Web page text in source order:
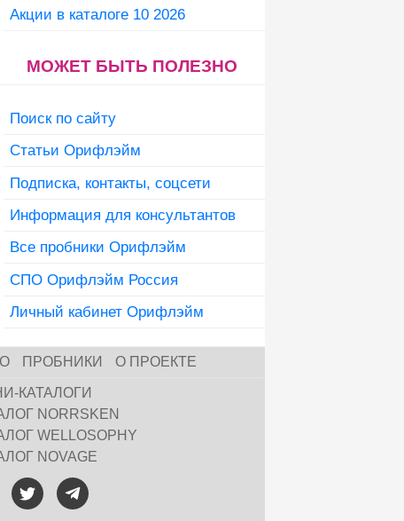
Акции в каталоге 10 2026
МОЖЕТ БЫТЬ ПОЛЕЗНО
Поиск по сайту
Статьи Орифлэйм
Подписка, контакты, соцсети
Информация для консультантов
Все пробники Орифлэйм
СПО Орифлэйм Россия
Личный кабинет Орифлэйм
ПРОБНИКИ О ПРОЕКТЕ
КАТАЛОГИ
NORRSKEN
WELLOSOPHY
NOVAGE